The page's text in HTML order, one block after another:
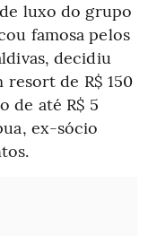
luxo do grupo
famosa pelos
decidiu
resort de R$ 150
de até R$ 5
ex-sócio